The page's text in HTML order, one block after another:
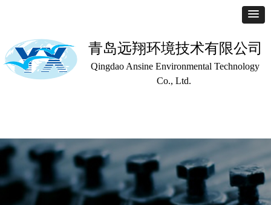
青岛远翔环境技术有限公司
Qingdao Ansine Environmental Technology
Co., Ltd.